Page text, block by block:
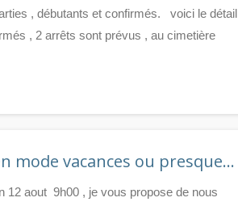
, débutants et confirmés. voici le détail
, 2 arrêts sont prévus , au cimetière
mode vacances ou presque…
12 aout 9h00 , je vous propose de nous